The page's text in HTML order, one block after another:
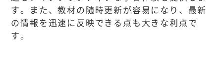
す。また、教材の随時更新が容易になり、最新
の情報を迅速に反映できる点も大きな利点で
す。